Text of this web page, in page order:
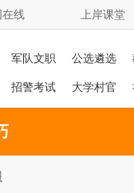
在线 上岸课堂
军队文职 公选遴选
招警考试 大学村官